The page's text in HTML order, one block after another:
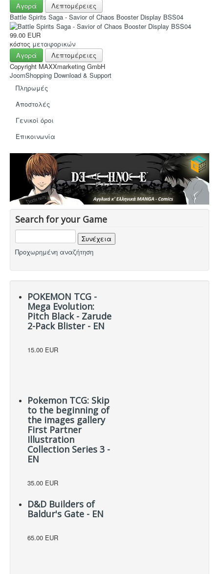
Αγορά
Λεπτομέρειες
Battle Spirits Saga - Savior of Chaos Booster Display BSS04
99.00 EUR
κόστος μεταφορικών
Αγορά
Λεπτομέρειες
Copyright MAXXmarketing GmbH
JoomShopping Download & Support
Πληρωμές
Αποστολές
Γενικοί όροι
Eπικοινωνία
Search for your Game
Προχωρημένη αναζήτηση
POKEMON TCG -
Mega Evolution:
Pitch Black - Zarude
2-Pack Blister - EN
15.00 EUR
Pokemon TCG: Skip
to the beginning of
the images gallery
First Partner
Illustration
Collection Series 3 -
EN
35.00 EUR
D&D Builders of
Baldur's Gate - EN
65.00 EUR